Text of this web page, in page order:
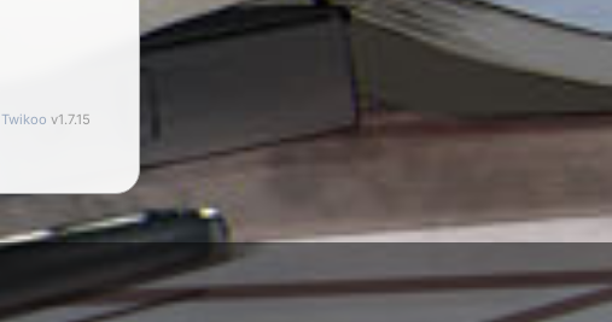
Twikoo v1.7.15